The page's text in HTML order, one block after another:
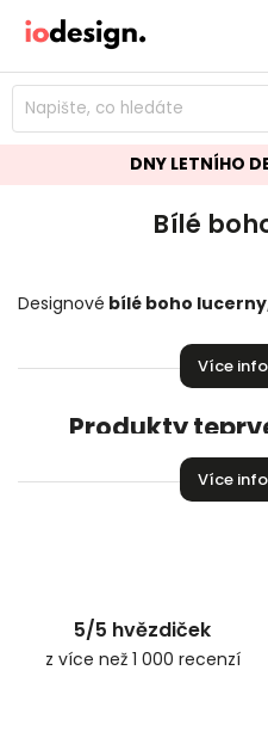
DNY LETNÍHO
Bílé
Designové bílé boho lucerny
Více
Produkty
Můžete se ale podívat na
Více
5/5 hvězdiček
z více než 1 000 recenzí